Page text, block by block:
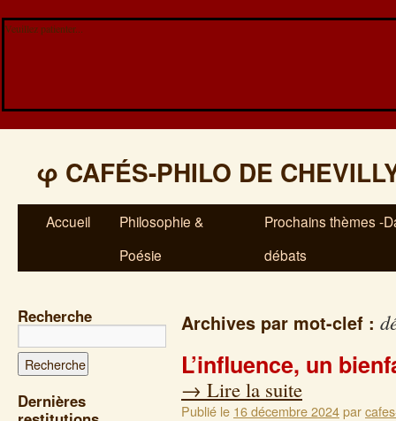
Veuillez patienter...
φ CAFÉS-PHILO DE
Accueil
Philosophie &
Poésie
Prochains thèmes -
débats
Recherche
Dernières
Archives par mot-clef :
L’influence, un
→ Lire la suite
Publié le 16 décembre 2024par